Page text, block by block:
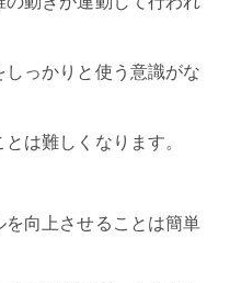
っかりと使う意識がな
は難しくなります。
向上させることは簡単